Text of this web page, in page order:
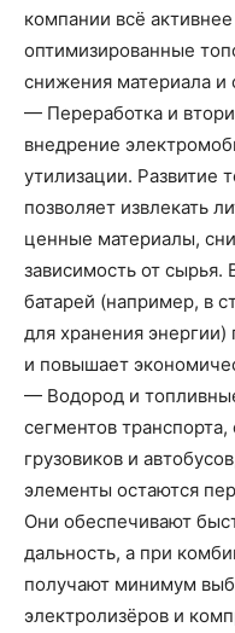
компании всё
оптимизированные
снижения материала и
— Переработка и
внедрение
утилизации. Развитие
позволяет извлекать
ценные материалы,
зависимость от
батарей (например, в
для хранения
и повышает
— Водород и
сегментов
грузовиков и
элементы остаются
Они обеспечивают
дальность, а при
получают минимум
электролизёров и